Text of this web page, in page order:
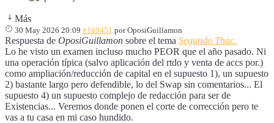
Más
30 May 2026 20:09 #169451 porOposiGuillamon
Respuesta de OposiGuillamon sobre el tema Segundo Thac.
Lo he visto un examen incluso mucho PEOR que el año pasado. Ni
una operación típica (salvo aplicación del rtdo y venta de accs por.)
como ampliación/reducción de capital en el supuesto 1), un supuesto
2) bastante largo pero defendible, lo del Swap sin comentarios... El
supuesto 4) un supuesto complejo de redacción para ser de
Existencias... Veremos donde ponen el corte de corrección pero te
vas a tu casa en mi caso hundido.